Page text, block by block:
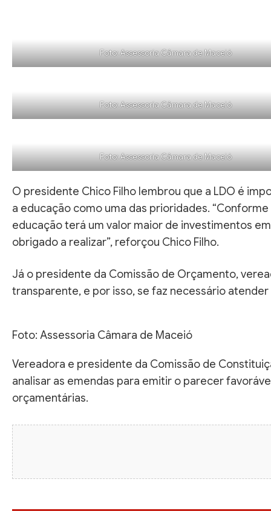
Foto: Assessoria Câmara de Maceió
Foto: Assessoria Câmara de Maceió
Foto: Assessoria Câmara de Maceió
O presidente Chico Filho lembrou que a LDO é
a educação como uma das prioridades.
educação terá um valor maior de investimentos
obrigado a realizar”, reforçou Chico Filho.
Já o presidente da Comissão de Orçamento,
transparente, e por isso, se faz necessário
Foto: Assessoria Câmara de Maceió
Vereadora e presidente da Comissão de
analisar as emendas para emitir o parecer
orçamentárias.